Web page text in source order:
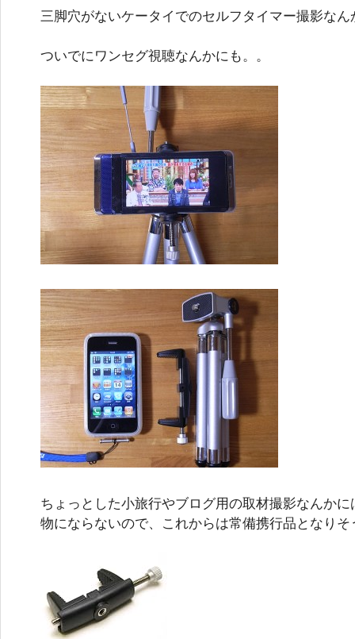
三脚穴がないケータイでのセルフタイマー撮影な
ついでにワンセグ視聴なんかにも。。
ちょっとした小旅行やブログ用の取材撮影なんか
物にならないので、これからは常備携行品となり